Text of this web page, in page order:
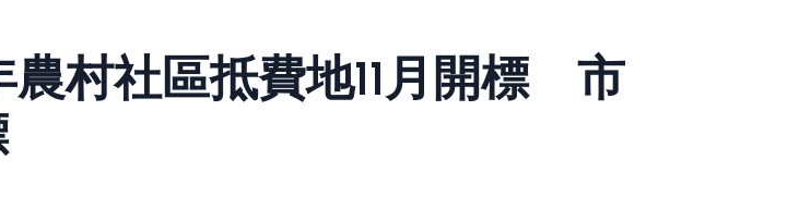
農村社區抵費地11月開標 市